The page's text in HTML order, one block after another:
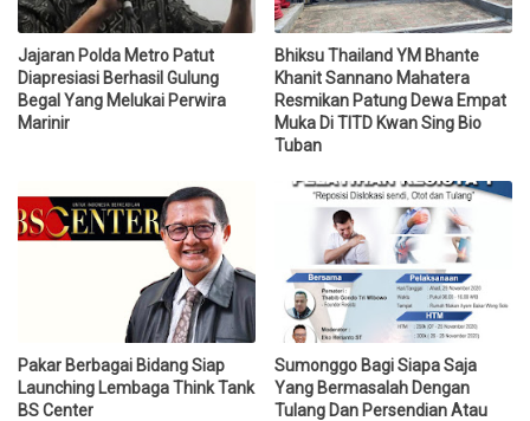
Jajaran Polda Metro Patut
Diapresiasi Berhasil Gulung
Begal Yang Melukai Perwira
Marinir
Bhiksu Thailand YM Bhante
Khanit Sannano Mahatera
Resmikan Patung Dewa Empat
Muka Di TITD Kwan Sing Bio
Tuban
Pakar Berbagai Bidang Siap
Launching Lembaga Think Tank
BS Center
Sumonggo Bagi Siapa Saja
Yang Bermasalah Dengan
Tulang Dan Persendian Atau